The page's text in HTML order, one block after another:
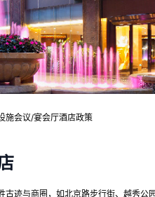
施会议/宴会厅酒店政策
古迹与商圈，如北京路步行街、越秀